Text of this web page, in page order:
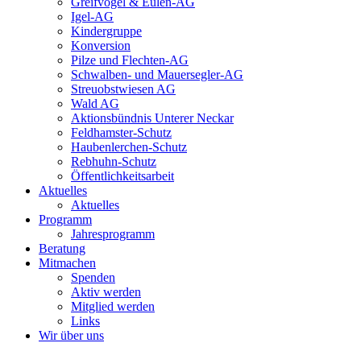
Igel-AG
Kindergruppe
Konversion
Pilze und Flechten-AG
Schwalben- und Mauersegler-AG
Streuobstwiesen AG
Wald AG
Aktionsbündnis Unterer Neckar
Feldhamster-Schutz
Haubenlerchen-Schutz
Rebhuhn-Schutz
Öffentlichkeitsarbeit
Aktuelles
Aktuelles
Programm
Jahresprogramm
Beratung
Mitmachen
Spenden
Aktiv werden
Mitglied werden
Links
Wir über uns